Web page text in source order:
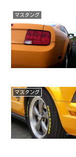
マスタング
マスタング